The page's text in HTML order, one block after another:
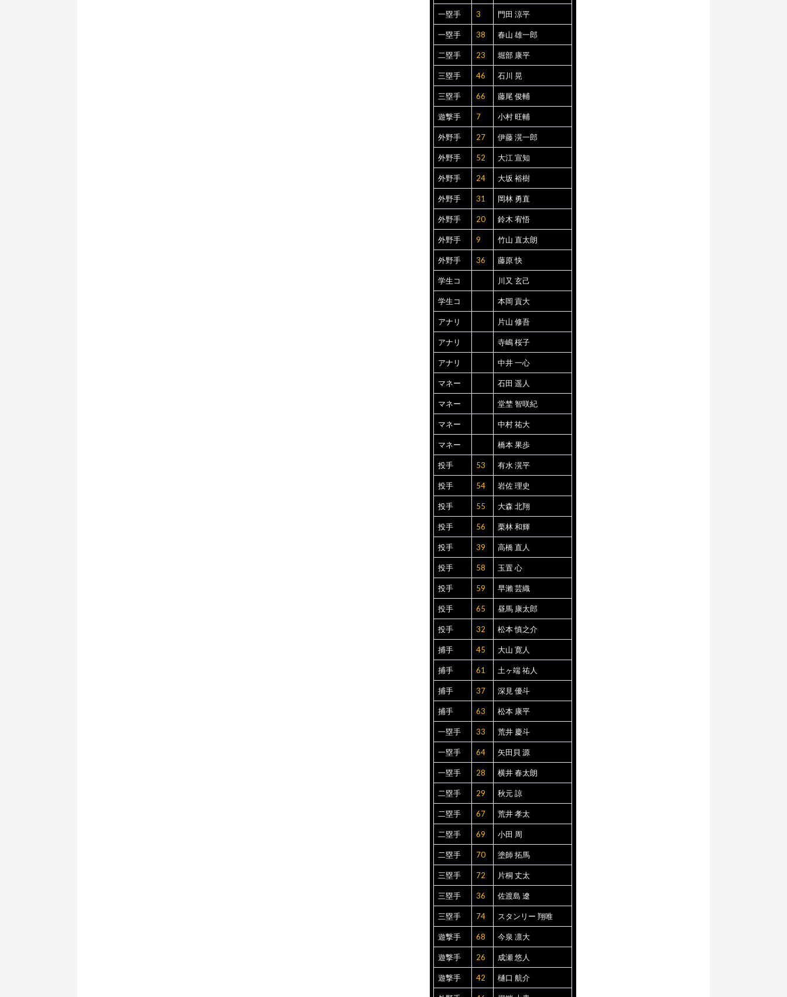
一塁手 3 門田 涼平
一塁手 38 春山 雄一郎
二塁手 23 堀部 康平
三塁手 46 石川 晃
三塁手 66 藤尾 俊輔
遊撃手 7 小村 旺輔
外野手 27 伊藤 滉一郎
外野手 52 大江 宣知
外野手 24 大坂 裕樹
外野手 31 岡林 勇直
外野手 20 鈴木 宥悟
外野手 9 竹山 直太朗
外野手 36 藤原 快
学生コ 川又 玄己
学生コ 本岡 貢大
アナリ 片山 修吾
アナリ 寺嶋 桜子
アナリ 中井 一心
マネー 石田 遥人
マネー 堂埜 智咲紀
マネー 中村 祐大
マネー 橋本 果歩
投手 53 有水 滉平
投手 54 岩佐 理史
投手 55 大森 北翔
投手 56 栗林 和輝
投手 39 高橋 直人
投手 58 玉置 心
投手 59 早瀨 芸織
投手 65 昼馬 康太郎
投手 32 松本 慎之介
捕手 45 大山 寛人
捕手 61 土ヶ端 祐人
捕手 37 深見 優斗
捕手 63 松本 康平
一塁手 33 荒井 慶斗
一塁手 64 矢田貝 源
一塁手 28 横井 春太朗
二塁手 29 秋元 諒
二塁手 67 荒井 孝太
二塁手 69 小田 周
二塁手 70 塗師 拓馬
三塁手 72 片桐 丈太
三塁手 36 佐渡島 遼
三塁手 74 スタンリー 翔唯
遊撃手 68 今泉 凛大
遊撃手 26 成瀬 悠人
遊撃手 42 樋口 航介